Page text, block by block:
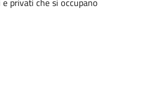
privati che si occupano